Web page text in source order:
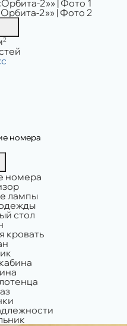
2
номера
номера
лампы
стол
кровать